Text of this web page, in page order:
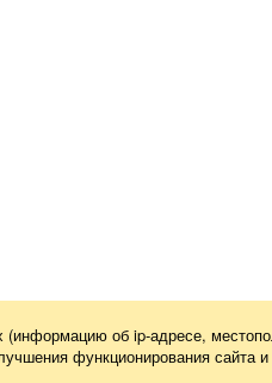
(информацию об ip-адресе,
функционирования сайта